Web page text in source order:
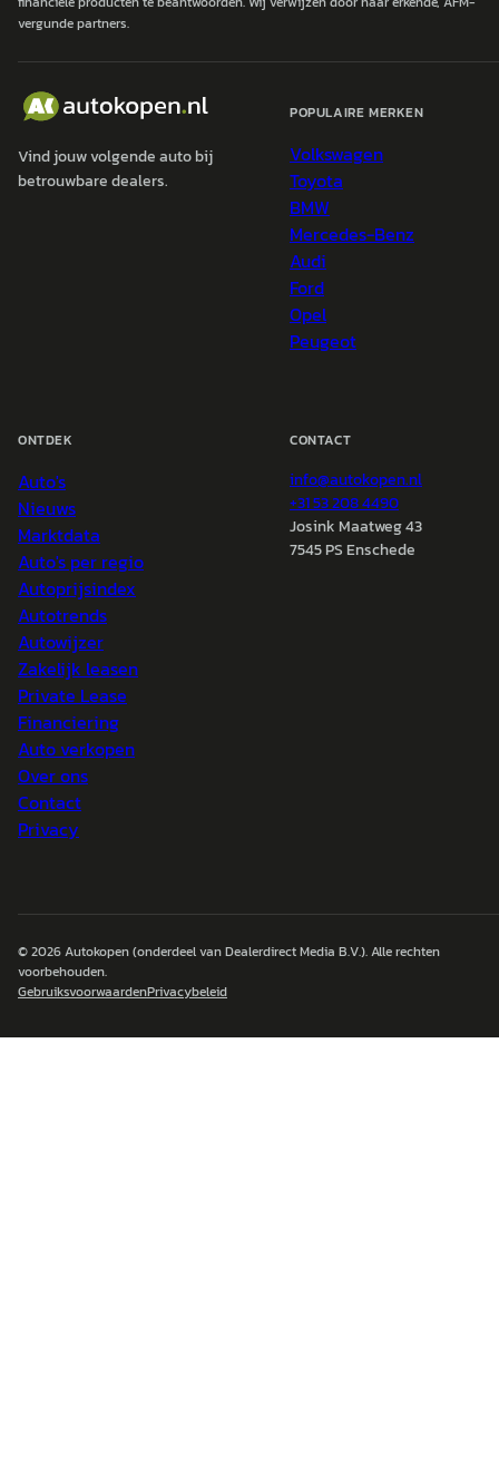
vergunde partners.
Vind jouw volgende auto bij
betrouwbare dealers.
POPULAIRE MERKEN
Volkswagen
Toyota
BMW
Mercedes-Benz
Audi
Ford
Opel
Peugeot
ONTDEK
Auto's
Nieuws
Marktdata
Auto's per regio
Autoprijsindex
Autotrends
Autowijzer
Zakelijk leasen
Private Lease
Financiering
Auto verkopen
Over ons
Contact
Privacy
CONTACT
info@autokopen.nl
+31 53 208 4490
Josink Maatweg 43
7545 PS Enschede
© 2026Autokopen(onderdeel van Dealerdirect Media B.V.). Alle rechten
voorbehouden.
GebruiksvoorwaardenPrivacybeleid